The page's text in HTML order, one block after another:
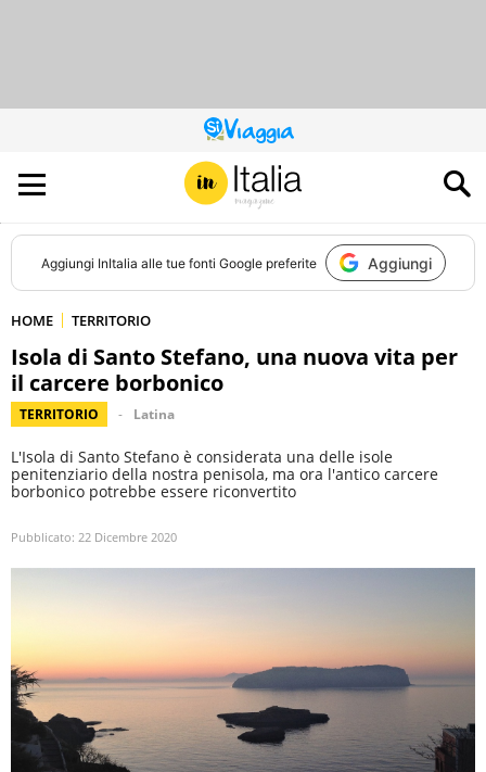
QUESTO
SITO
CONTRIBUISCE
ALL’AUDIENCE
DI
Aggiungi InItalia alle tue fonti Google preferite Aggiungi
HOME TERRITORIO
Isola di Santo Stefano, una nuova vita per
il carcere borbonico
TERRITORIO Latina
L'Isola di Santo Stefano è considerata una delle isole
penitenziario della nostra penisola, ma ora l'antico carcere
borbonico potrebbe essere riconvertito
Pubblicato: 22 Dicembre 2020